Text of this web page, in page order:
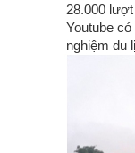
28.000
Youtube
nghiệm du